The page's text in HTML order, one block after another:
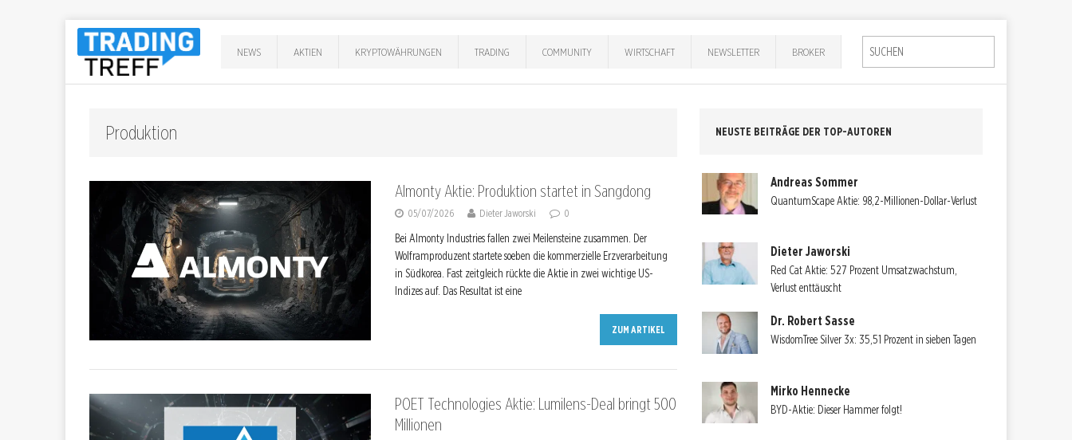
NEWS AKTIEN KRYPTOWÄHRUNGEN TRADING COMMUNITY WIRTSCHAFT NEWSLETTER BROKER
Produktion
Almonty Aktie: Produktion startet in Sangdong
05/07/2026 Dieter Jaworski 0
Bei Almonty Industries fallen zwei Meilensteine zusammen. Der
Wolframproduzent startete soeben die kommerzielle Erzverarbeitung
in Südkorea. Fast zeitgleich rückte die Aktie in zwei wichtige US-
Indizes auf. Das Resultat ist eine
ZUM ARTIKEL
POET Technologies Aktie: Lumilens-Deal bringt 500
Millionen
NEUSTE BEITRÄGE DER TOP-AUTOREN
Andreas Sommer
QuantumScape Aktie: 98,2-Millionen-Dollar-Verlust
Dieter Jaworski
Red Cat Aktie: 527 Prozent Umsatzwachstum,
Verlust enttäuscht
Dr. Robert Sasse
WisdomTree Silver 3x: 35,51 Prozent in sieben Tagen
Mirko Hennecke
BYD-Aktie: Dieser Hammer folgt!